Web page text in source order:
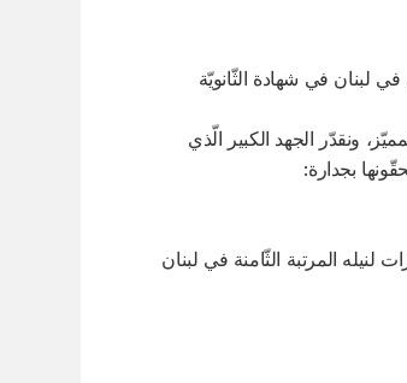
لبنان في شهادة الثّانويّة
ونجاحهم المميّز، ونقدّر الجهد الكبير الّذي
بجدارة:
المرتبة الثّامنة في لبنان